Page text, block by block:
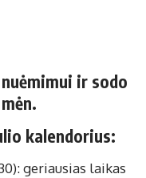
ir sodo
kalendorius:
geriausias laikas